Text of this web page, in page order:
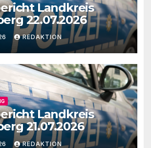
Landkreis
22.07.2026
REDAKTION
Landkreis
21.07.2026
REDAKTION